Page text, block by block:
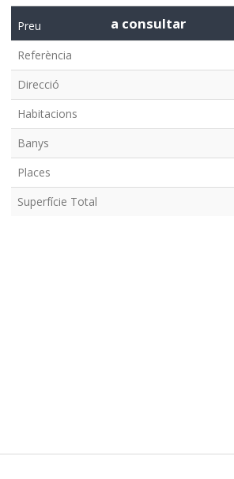
Preu a consultar
Referència
Direcció
Habitacions
Banys
Places
Superfície Total